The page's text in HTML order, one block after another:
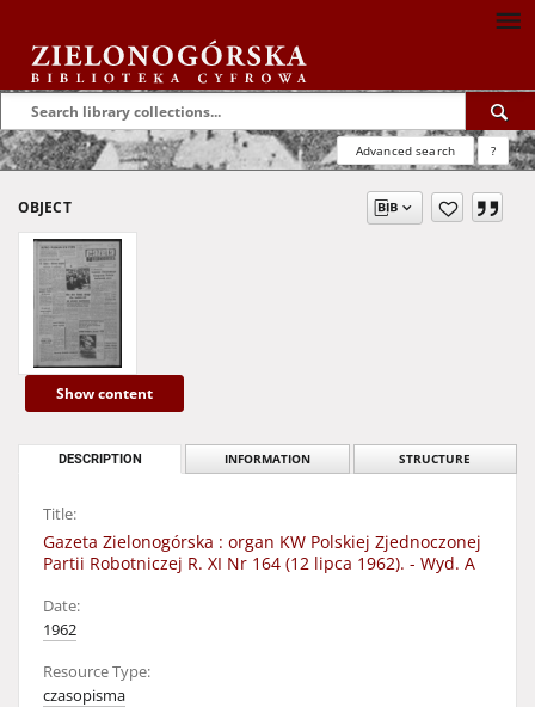
Advanced search ?
OBJECT
Show content
DESCRIPTION INFORMATION STRUCTURE
Title:
Gazeta Zielonogórska : organ KW Polskiej Zjednoczonej
Partii Robotniczej R. XI Nr 164 (12 lipca 1962). - Wyd. A
Date:
1962
Resource Type:
czasopisma